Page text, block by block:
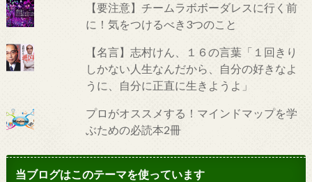
【要注意】チームラボボーダレスに行く前
に！気をつけるべき3つのこと
【名言】志村けん、１６の言葉「１回きり
しかない人生なんだから、自分の好きなよ
うに、自分に正直に生きようよ」
プロがオススメする！マインドマップを学
ぶための必読本2冊
当ブログはこのテーマを使っています